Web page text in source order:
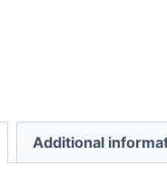
Additional